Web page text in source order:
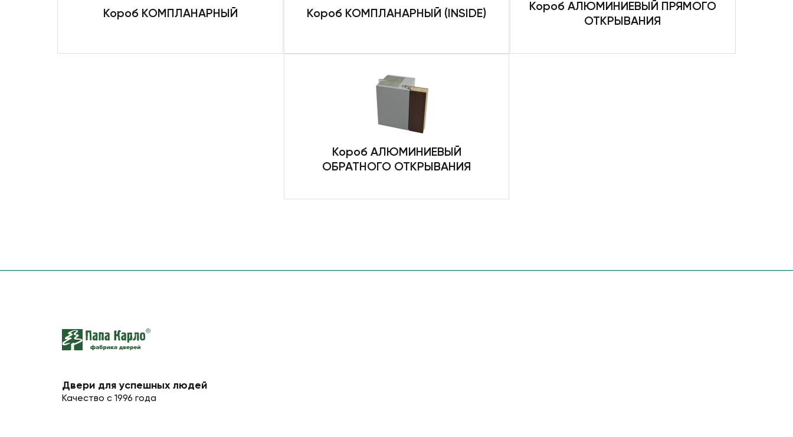
Короб КОМПЛАНАРНЫЙ Короб КОМПЛАНАРНЫЙ (INSIDE)
Короб АЛЮМИНИЕВЫЙ ПРЯМОГО
ОТКРЫВАНИЯ
Короб АЛЮМИНИЕВЫЙ
ОБРАТНОГО ОТКРЫВАНИЯ
Двери для успешных людей
Качество с 1996 года